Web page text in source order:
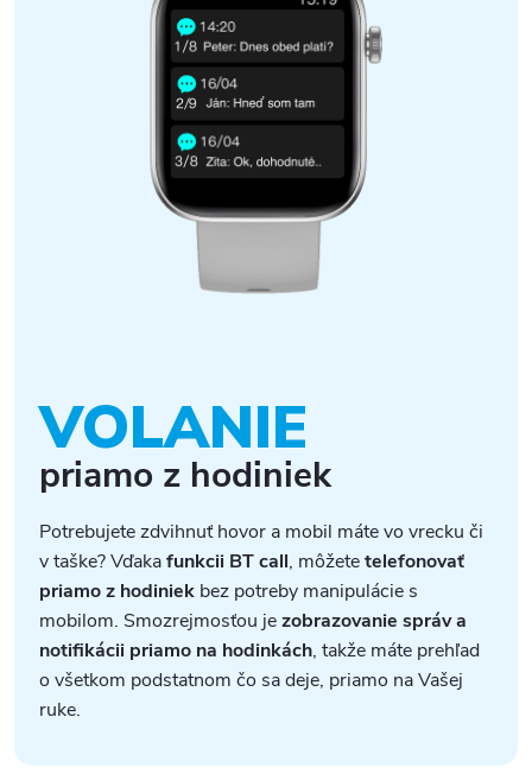
VOLANIE
priamo z hodiniek
Potrebujete zdvihnuť hovor a mobil máte vo vrecku či
v taške? Vďakafunkcii BT call, môžetetelefonovať
priamo z hodiniek bez potreby manipulácie s
mobilom. Smozrejmosťou jezobrazovanie správ a
notifikácii priamo na hodinkách, takže máte prehľad
o všetkom podstatnom čo sa deje, priamo na Vašej
ruke.